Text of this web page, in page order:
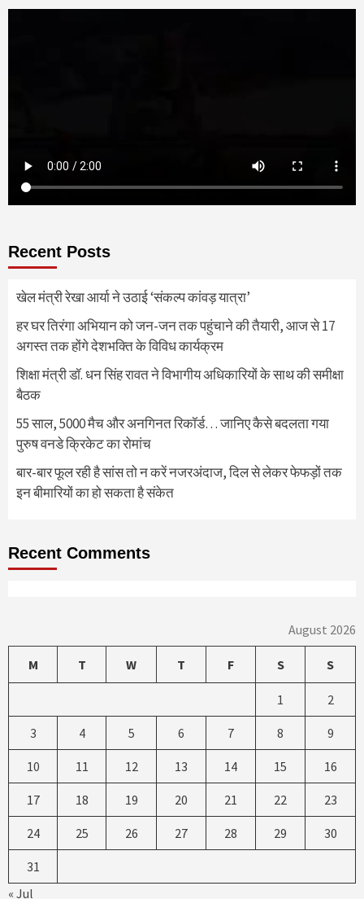
Recent Posts
खेल मंत्री रेखा आर्या ने उठाई ‘संकल्प कांवड़ यात्रा’
हर घर तिरंगा अभियान को जन-जन तक पहुंचाने की तैयारी, आज से 17
अगस्त तक होंगे देशभक्ति के विविध कार्यक्रम
शिक्षा मंत्री डॉ. धन सिंह रावत ने विभागीय अधिकारियों के साथ की समीक्षा
बैठक
55 साल, 5000 मैच और अनगिनत रिकॉर्ड… जानिए कैसे बदलता गया
पुरुष वनडे क्रिकेट का रोमांच
बार-बार फूल रही है सांस तो न करें नजरअंदाज, दिल से लेकर फेफड़ों तक
इन बीमारियों का हो सकता है संकेत
Recent Comments
August 2026
M T W T F S S
1 2
3 4 5 6 7 8 9
10 11 12 13 14 15 16
17 18 19 20 21 22 23
24 25 26 27 28 29 30
31
« Jul